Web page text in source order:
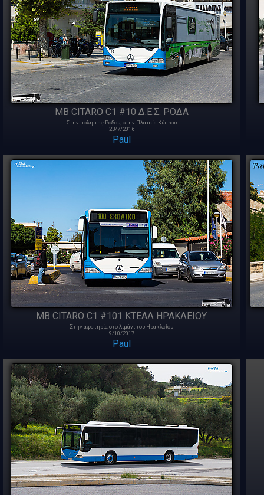
MB CITARO C1 #10 Δ.Ε.Σ. ΡΟΔΑ
Στην πόλη της Ρόδου, στην Πλατεία Κύπρου
23/7/2016
Paul
MB CITARO C1 #101 ΚΤΕΑΛ ΗΡΑΚΛΕΙΟY
Στην αφετηρία στο λιμάνι του Ηρακλείου
9/10/2017
Paul